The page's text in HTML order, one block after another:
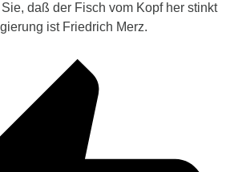
daß der Fisch vom Kopf her stinkt
ist Friedrich Merz.